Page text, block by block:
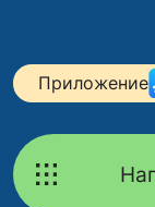
Приложение